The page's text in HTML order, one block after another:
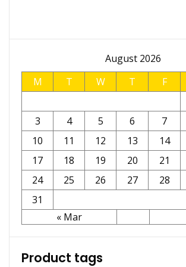
August 2026
M
T W T F
3
4 5 6 7
10
11 12 13 14
17
18 19 20 21
24
25 26 27 28
31
« Mar
Product tags